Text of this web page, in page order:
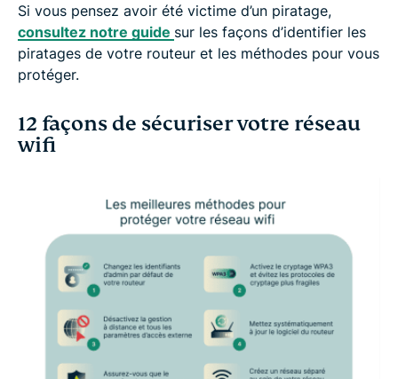
Si vous pensez avoir été victime d’un piratage,
consultez notre guide sur les façons d’identifier les
piratages de votre routeur et les méthodes pour vous
protéger.
12 façons de sécuriser votre réseau
wifi